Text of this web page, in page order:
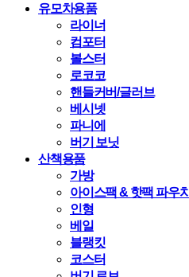
유모차용품
라이너
컴포터
볼스터
로코코
핸들커버/글러브
베시넷
파니에
버기 보닛
산책용품
가방
아이스팩 & 핫팩 파우치
인형
베일
블랭킷
코스터